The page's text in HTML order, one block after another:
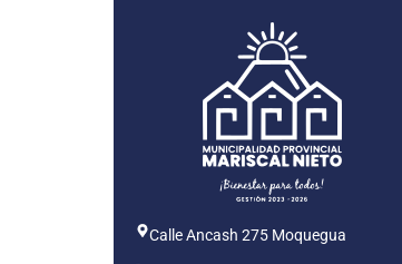
Calle Ancash 275 Moquegua